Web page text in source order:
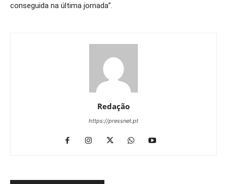
conseguida na última jornada”.
Redação
https://pressnet.pt